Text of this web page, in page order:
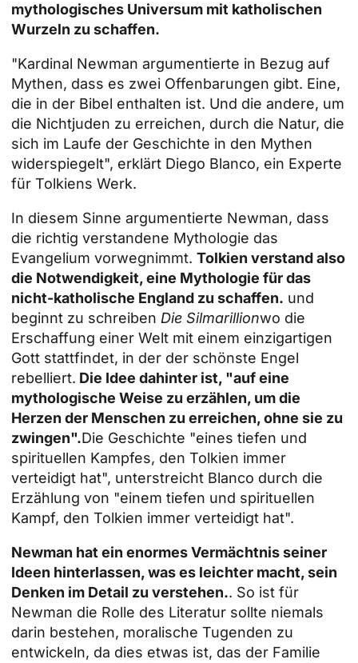
mythologisches Universum mit katholischen
Wurzeln zu schaffen.
"Kardinal Newman argumentierte in Bezug auf
Mythen, dass es zwei Offenbarungen gibt. Eine,
die in der Bibel enthalten ist. Und die andere, um
die Nichtjuden zu erreichen, durch die Natur, die
sich im Laufe der Geschichte in den Mythen
widerspiegelt", erklärt Diego Blanco, ein Experte
für Tolkiens Werk.
In diesem Sinne argumentierte Newman, dass
die richtig verstandene Mythologie das
Evangelium vorwegnimmt. Tolkien verstand also
die Notwendigkeit, eine Mythologie für das
nicht-katholische England zu schaffen. und
beginnt zu schreiben Die Silmarillionwo die
Erschaffung einer Welt mit einem einzigartigen
Gott stattfindet, in der der schönste Engel
rebelliert. Die Idee dahinter ist, "auf eine
mythologische Weise zu erzählen, um die
Herzen der Menschen zu erreichen, ohne sie zu
zwingen".Die Geschichte "eines tiefen und
spirituellen Kampfes, den Tolkien immer
verteidigt hat", unterstreicht Blanco durch die
Erzählung von "einem tiefen und spirituellen
Kampf, den Tolkien immer verteidigt hat".
Newman hat ein enormes Vermächtnis seiner
Ideen hinterlassen, was es leichter macht, sein
Denken im Detail zu verstehen.. So ist für
Newman die Rolle des Literatur sollte niemals
darin bestehen, moralische Tugenden zu
entwickeln, da dies etwas ist, das der Familie